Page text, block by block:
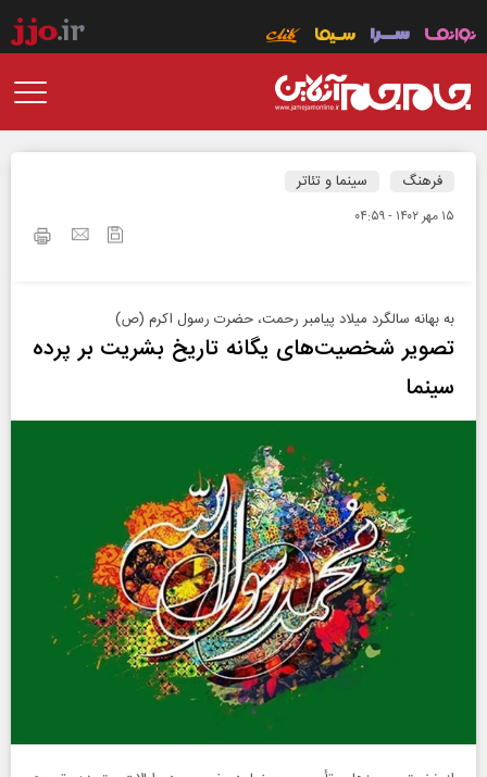
فرهنگ سینما و تئاتر
۱۵ مهر ۱۴۰۲ - ۰۴:۵۹
به بهانه سالگرد میلاد پیامبر رحمت، حضرت رسول اکرم (ص)
تصویر شخصیت‌های یگانه تاریخ بشریت بر پرده
سینما